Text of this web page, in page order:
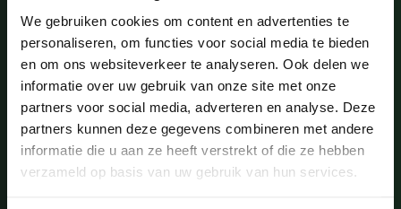
We gebruiken cookies om content en advertenties te
personaliseren, om functies voor social media te bieden
en om ons websiteverkeer te analyseren. Ook delen we
informatie over uw gebruik van onze site met onze
partners voor social media, adverteren en analyse. Deze
partners kunnen deze gegevens combineren met andere
informatie die u aan ze heeft verstrekt of die ze hebben
verzameld op basis van uw gebruik van hun services.
Door onze 15
jaar
en gedegen
kennis op het
gebied van
gezondheid,
kunt u
rekenen op
Cookiebeleid
Kennisbank
HTML
sitemap
Cookiebeleid
Kennisbank
HTML
sitemap
085 060
7B
1822 BK
Alkmaar
Wielkamp
5301 DB
Zaltbommel